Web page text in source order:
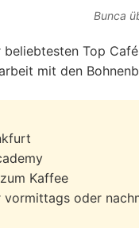
Bunca
Top
mit den
Kaffee
vormittags oder